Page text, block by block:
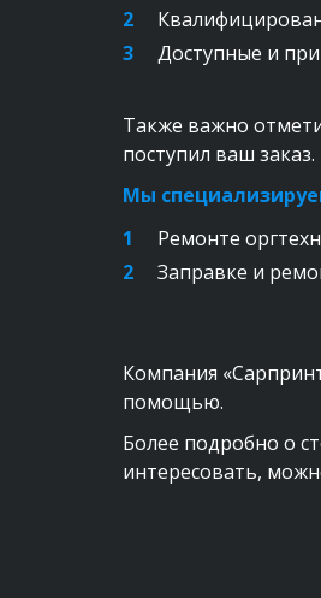
Доступные и
Также важно
поступил ваш заказ.
Мы
Ремонте
Заправке и
Компания
помощью.
Более подробно о
интересовать,